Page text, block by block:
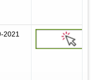
2021